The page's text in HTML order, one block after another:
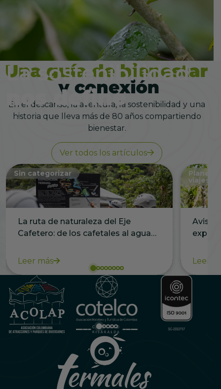
La sostenibilidad
nos define
Conoce nuestro compromiso
En el descanso, la aventura, la sostenibilidad y una
historia que lleva más de 80 años compartiendo
bienestar.
Ver todos los artículos
Sin categorizar
La ruta de naturaleza del Eje
Cafetero: de los cafetales al agua
Leer más
Planes,
viajes
Leer